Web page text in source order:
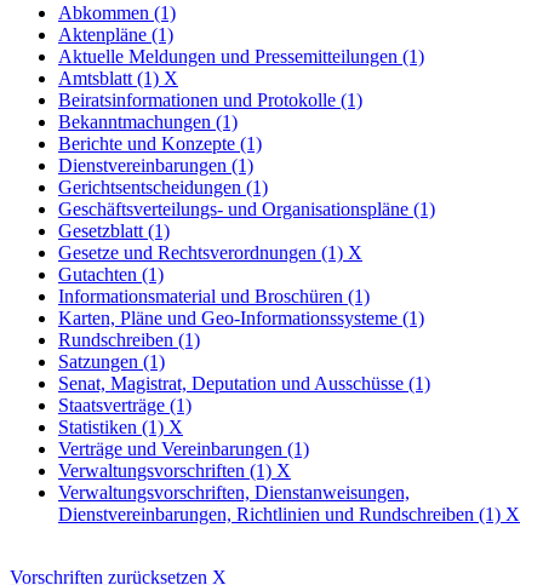
Abkommen (1)
Aktenpläne (1)
Aktuelle Meldungen und Pressemitteilungen (1)
Amtsblatt (1) X
Beiratsinformationen und Protokolle (1)
Bekanntmachungen (1)
Berichte und Konzepte (1)
Dienstvereinbarungen (1)
Gerichtsentscheidungen (1)
Geschäftsverteilungs- und Organisationspläne (1)
Gesetzblatt (1)
Gesetze und Rechtsverordnungen (1) X
Gutachten (1)
Informationsmaterial und Broschüren (1)
Karten, Pläne und Geo-Informationssysteme (1)
Rundschreiben (1)
Satzungen (1)
Senat, Magistrat, Deputation und Ausschüsse (1)
Staatsverträge (1)
Statistiken (1) X
Verträge und Vereinbarungen (1)
Verwaltungsvorschriften (1) X
Verwaltungsvorschriften, Dienstanweisungen,
Dienstvereinbarungen, Richtlinien und Rundschreiben (1) X
Vorschriften zurücksetzen X